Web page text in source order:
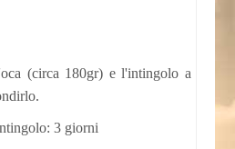
(circa 180gr) e l'intingolo a
3 giorni